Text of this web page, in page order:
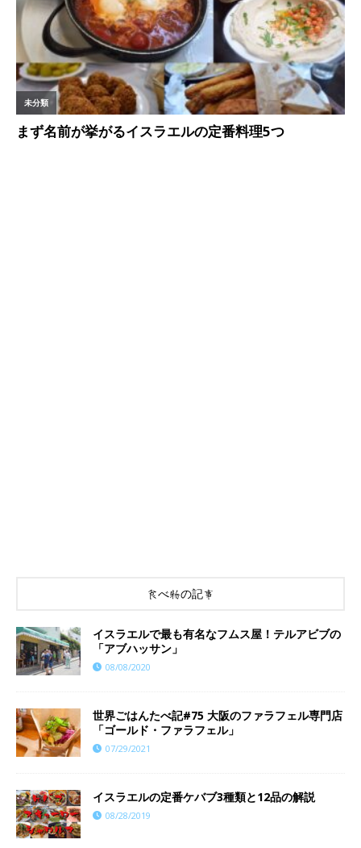
食べ物の記事
イスラエルで最も有名なフムス屋！テルアビブの
「アブハッサン」
08/08/2020
世界ごはんたべ記#75 大阪のファラフェル専門店
「ゴールド・ファラフェル」
07/29/2021
イスラエルの定番ケバブ3種類と12品の解説
08/28/2019